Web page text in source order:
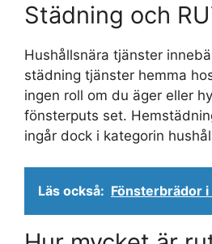
Städning och
Hushållsnära tjänster
städning tjänster hemma
ingen roll om du äger eller
fönsterputs set.
ingår dock i kategorin
Läs också: Fönsterbrädor i